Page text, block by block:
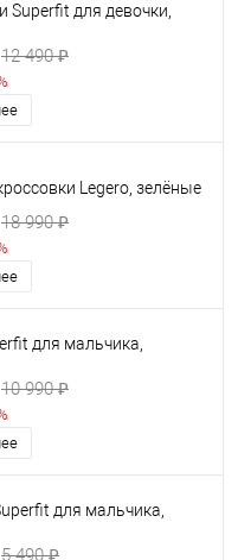
Superfit для девочки,
12 490 ₽
Legero, зелёные
18 990 ₽
для мальчика,
10 990 ₽
для мальчика,
5 490 ₽